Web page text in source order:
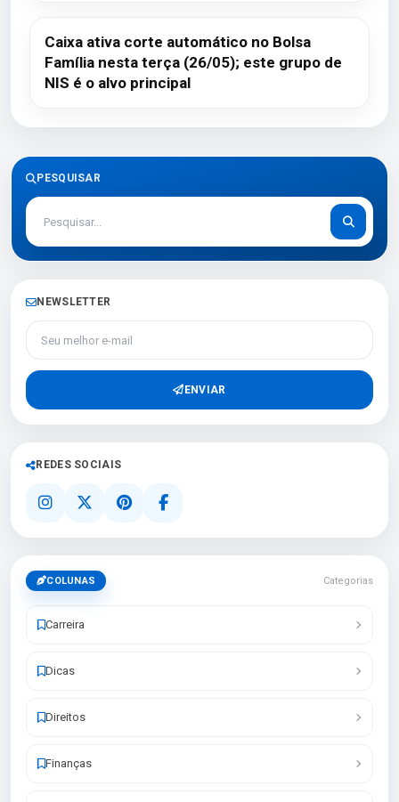
Caixa ativa corte automático no Bolsa
Família nesta terça (26/05); este grupo de
NIS é o alvo principal
PESQUISAR
NEWSLETTER
Seu melhor e-mail
ENVIAR
REDES SOCIAIS
COLUNAS Categorias
Carreira
Dicas
Direitos
Finanças